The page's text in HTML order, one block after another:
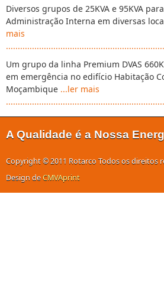
Diversos grupos de 25KVA e 95KVA
Administração Interna em diversas
mais
Um grupo da linha Premium DVAS
em emergência no edifício Habitação
Moçambique ...ler mais
A Qualidade é a Nossa
Copyright © 2011 Rotarco Todos os direitos
Design deCMVAprint